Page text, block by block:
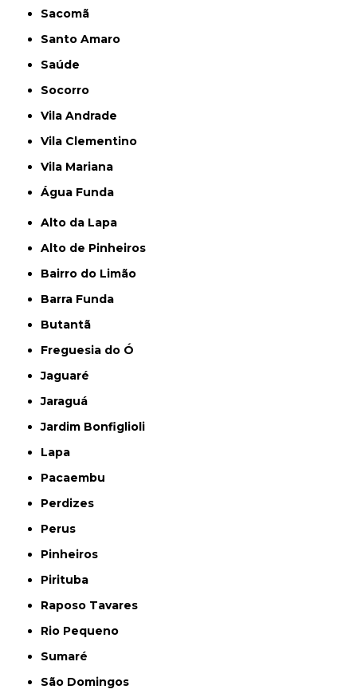
Sacomã
Santo Amaro
Saúde
Socorro
Vila Andrade
Vila Clementino
Vila Mariana
Água Funda
Alto da Lapa
Alto de Pinheiros
Bairro do Limão
Barra Funda
Butantã
Freguesia do Ó
Jaguaré
Jaraguá
Jardim Bonfiglioli
Lapa
Pacaembu
Perdizes
Perus
Pinheiros
Pirituba
Raposo Tavares
Rio Pequeno
Sumaré
São Domingos